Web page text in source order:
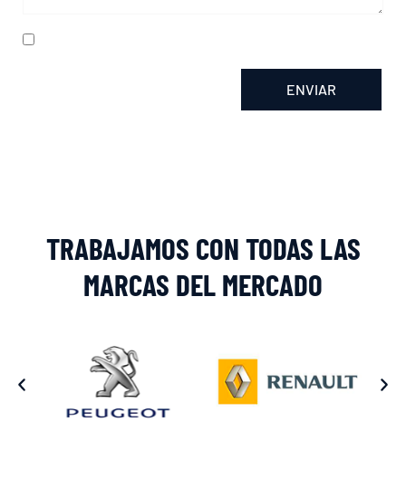
ENVIAR
TRABAJAMOS CON TODAS LAS
MARCAS DEL MERCADO